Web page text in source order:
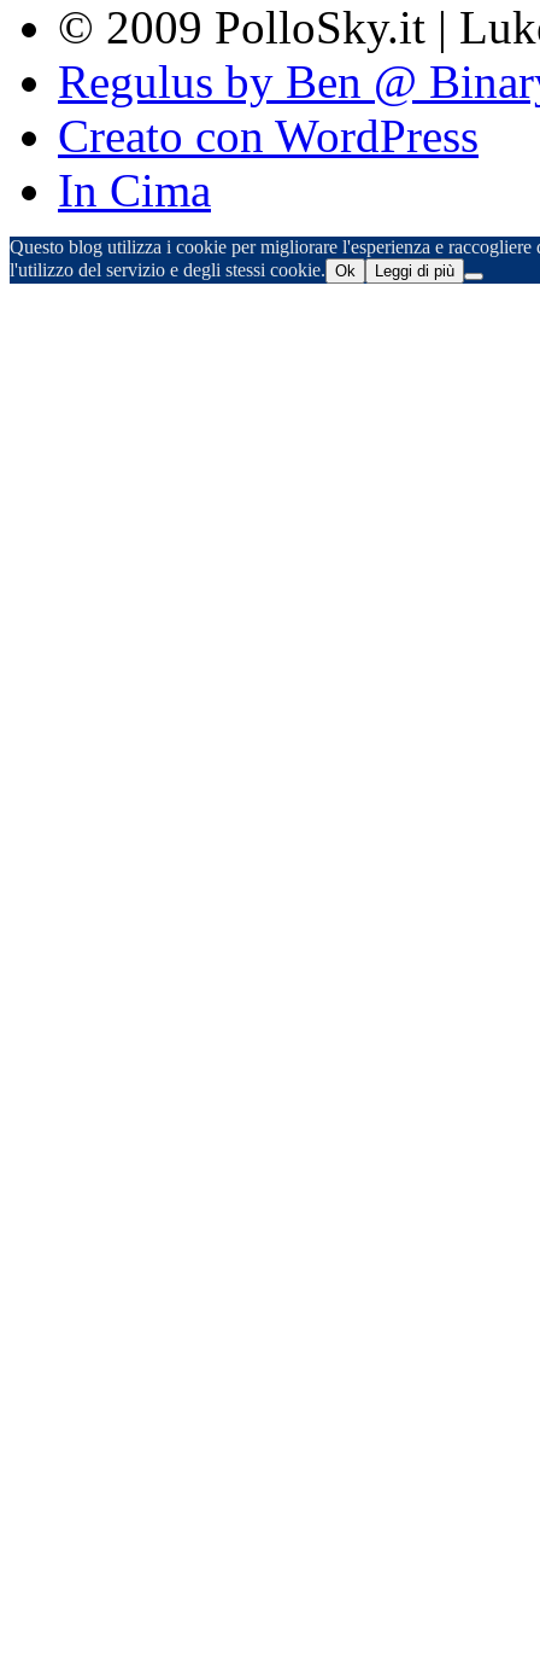
© 2009 PolloSky.it |
Regulus by Ben @
Creato con WordPress
In Cima
Questo blog utilizza i cookie per migliorare l'esperienza e
l'utilizzo del servizio e degli stessi cookie. Ok Leggi di più